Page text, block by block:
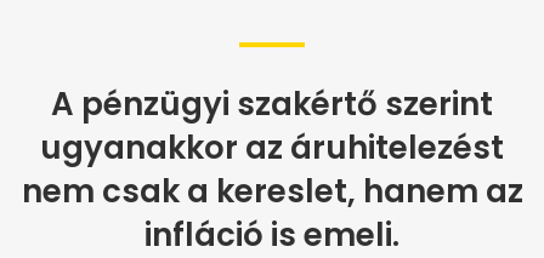
A pénzügyi szakértő szerint
ugyanakkor az áruhitelezést
nem csak a kereslet, hanem az
infláció is emeli.